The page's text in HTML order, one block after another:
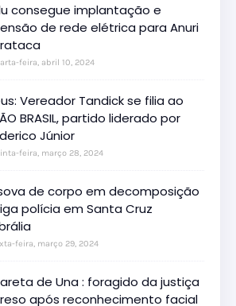
consegue implantação e
de rede elétrica para Anuri
feira, abril 10, 2024
Vereador Tandick se filia ao
BRASIL, partido liderado por
Júnior
feira, março 28, 2024
de corpo em decomposição
polícia em Santa Cruz
feira, março 29, 2024
de Una : foragido da justiça
após reconhecimento facial